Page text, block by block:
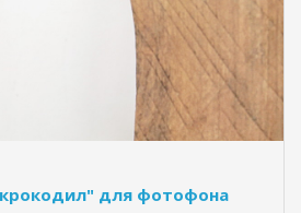
для фотофона